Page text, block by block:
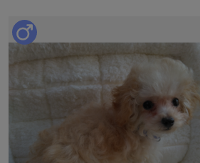
ブリーダーからの紹介文
予想はタイニーサイズです🐶
穏やかな教育ママのもとで育ちました😊✨
見学申込 /
保証とサポート